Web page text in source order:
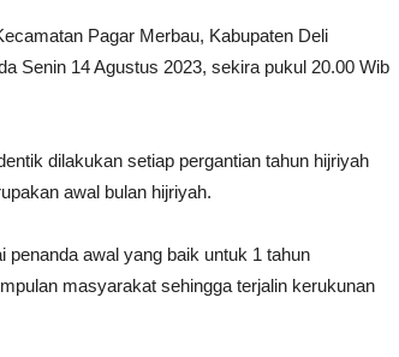
Pagar Merbau, Kabupaten Deli
Senin 14 Agustus 2023, sekira pukul 20.00 Wib
dilakukan setiap pergantian tahun hijriyah
awal bulan hijriyah.
penanda awal yang baik untuk 1 tahun
masyarakat sehingga terjalin kerukunan